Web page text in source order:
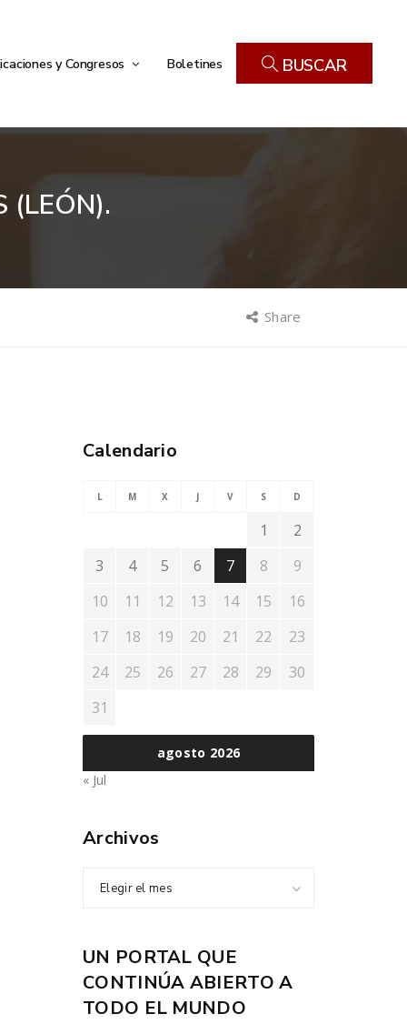
y Congresos Boletines BUSCAR
(LEÓN).
Share
Calendario
agosto 2026
L M X J V S D
1
2
3
4 5 6 7 8
9
10
11 12 13 14 15
16
17
18 19 20 21 22
23
24
25 26 27 28 29
30
31
« Jul
Archivos
Elegir el mes
UN PORTAL QUE
CONTINÚA ABIERTO A
TODO EL MUNDO